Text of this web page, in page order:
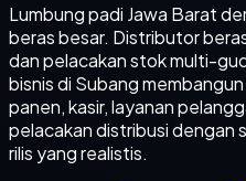
Lumbung padi Jawa Barat
beras besar. Distributor
dan pelacakan stok multi-
bisnis di Subang
panen, kasir, layanan
pelacakan distribusi dengan
rilis yang realistis.